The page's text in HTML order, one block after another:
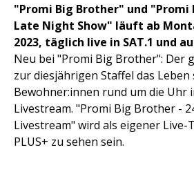
"Promi Big Brother" und "Promi
Late Night Show" läuft ab
2023, täglich live in SAT.1 und
Neu bei "Promi Big Brother": Der
zur diesjährigen Staffel das Leben
Bewohner:innen rund um die Uhr
Livestream. "Promi Big Brother -
Livestream" wird als eigener Live-
PLUS+ zu sehen sein.